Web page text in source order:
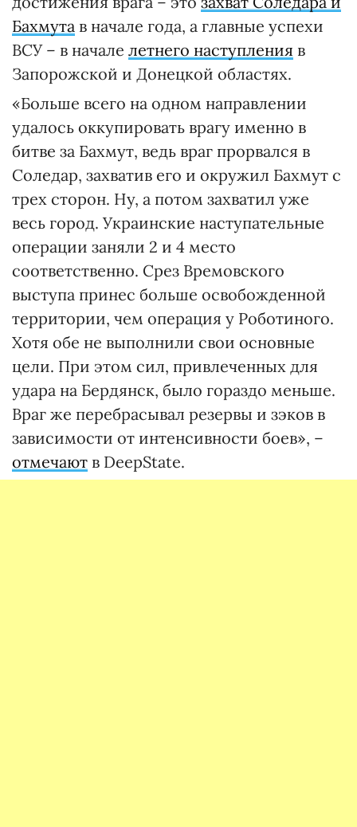
Бахмута в начале года, а главные успехи
ВСУ – в начале летнего наступления в
Запорожской и Донецкой областях.
«Больше всего на одном направлении
удалось оккупировать врагу именно в
битве за Бахмут, ведь враг прорвался в
Соледар, захватив его и окружил Бахмут с
трех сторон. Ну, а потом захватил уже
весь город. Украинские наступательные
операции заняли 2 и 4 место
соответственно. Срез Времовского
выступа принес больше освобожденной
территории, чем операция у Роботиного.
Хотя обе не выполнили свои основные
цели. При этом сил, привлеченных для
удара на Бердянск, было гораздо меньше.
Враг же перебрасывал резервы и зэков в
зависимости от интенсивности боев», –
отмечают в DeepState.